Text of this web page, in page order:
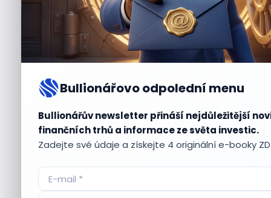
Bullionářovo odpolední menu
Bullionářův newsletter přináší nejdůležitější
finančních trhů a informace ze světa investic.
Zadejte své údaje a získejte 4 originální e-booky
Aktuálnípříležitosti